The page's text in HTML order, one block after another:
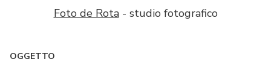
Foto de Rota- studio fotografico
OGGETTO